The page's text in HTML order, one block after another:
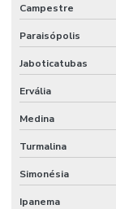
Monitoramento De
Orçamento
Planos De
Planos de
Prevenção De
Campestre
Paraisópolis
Jaboticatubas
Ervália
Medina
Turmalina
Simonésia
Ipanema